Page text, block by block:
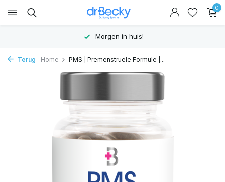
0
Hoge kwaliteit supplementen
Terug Home PMS | Premenstruele Formule |...